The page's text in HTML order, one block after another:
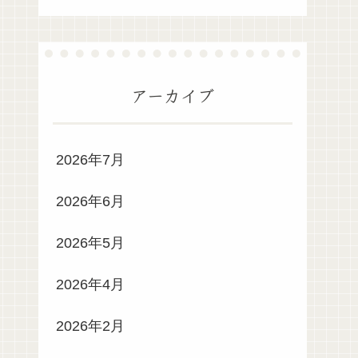
アーカイブ
2026年7月
2026年6月
2026年5月
2026年4月
2026年2月